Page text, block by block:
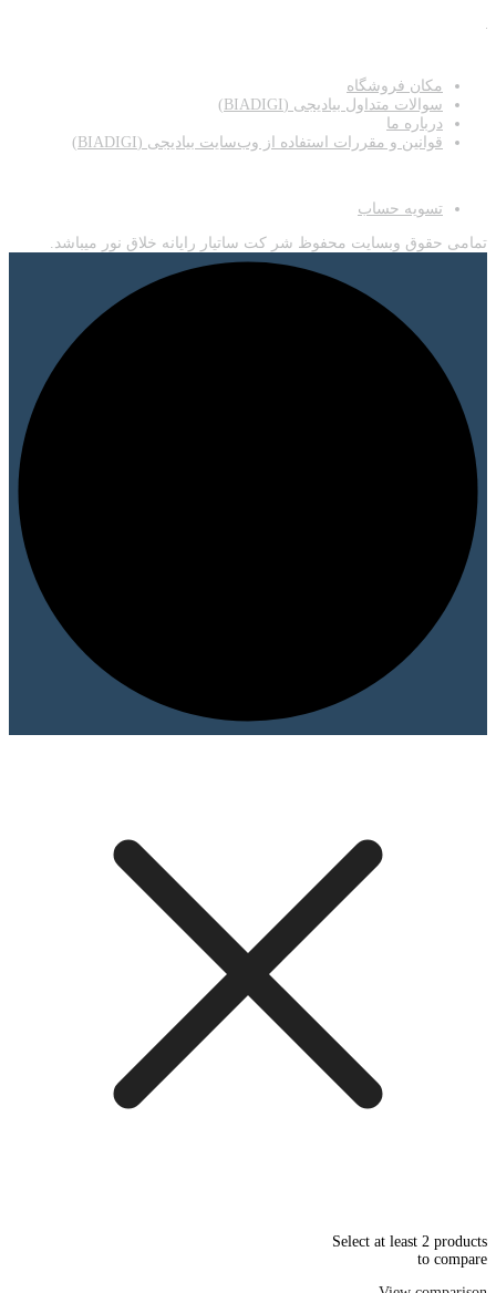
مکان فروشگاه
سوالات متداول بیادیجی (BIADIGI)
درباره ما
قوانین و مقررات استفاده از وب‌سایت بیادیجی (BIADIGI)
تسویه حساب
تمامی حقوق وبسایت محفوظ شر کت ساتیار رایانه خلاق نور میباشد.
Select at least 2 products
to compare